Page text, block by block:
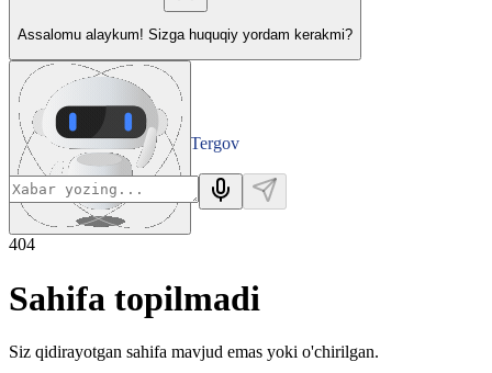
Tergov
Departamenti
Assalomu alaykum! Sizga huquqiy yordam kerakmi?
404
Sahifa topilmadi
Siz qidirayotgan sahifa mavjud emas yoki o'chirilgan.